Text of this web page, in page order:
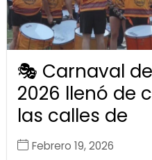
🎭 Carnaval
2026 llenó de
las calles de
Febrero 19, 2026